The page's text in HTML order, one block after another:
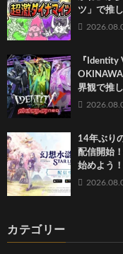
ツ」で推
『Identity
界観で推
14年ぶり
配信開始
始めよう！
カテゴリー